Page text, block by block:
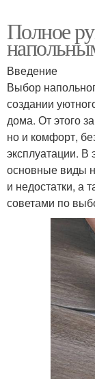
Полное
Введение
Выбор
создании
дома. От этого
но и комфорт,
эксплуатации.
основные виды
и недостатки, а
советами по